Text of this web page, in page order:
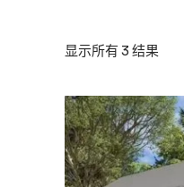
显示所有 3 结果